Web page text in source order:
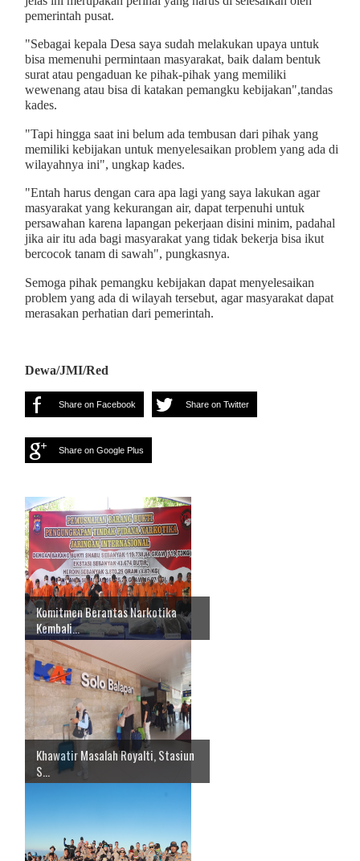
pemerintah pusat.
"Sebagai kepala Desa saya sudah melakukan upaya untuk
bisa memenuhi permintaan masyarakat, baik dalam bentuk
surat atau pengaduan ke pihak-pihak yang memiliki
wewenang atau bisa di katakan pemangku kebijakan",tandas
kades.
"Tapi hingga saat ini belum ada tembusan dari pihak yang
memiliki kebijakan untuk menyelesaikan problem yang ada di
wilayahnya ini", ungkap kades.
"Entah harus dengan cara apa lagi yang saya lakukan agar
masyarakat yang kekurangan air, dapat terpenuhi untuk
persawahan karena lapangan pekerjaan disini minim, padahal
jika air itu ada bagi masyarakat yang tidak bekerja bisa ikut
bercocok tanam di sawah", pungkasnya.
Semoga pihak pemangku kebijakan dapat menyelesaikan
problem yang ada di wilayah tersebut, agar masyarakat dapat
merasakan perhatian dari pemerintah.
Dewa/JMI/Red
Share on Facebook Share on Twitter
Share on Google Plus
Komitmen Berantas Narkotika
Kembali...
Khawatir Masalah Royalti, Stasiun
S...